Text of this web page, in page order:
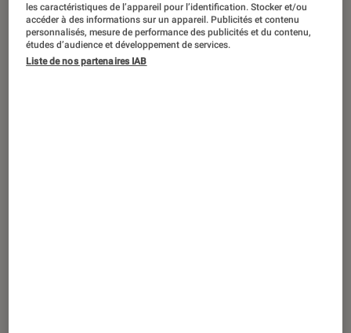
les caractéristiques de l’appareil pour l’identification. Stocker et/ou
accéder à des informations sur un appareil. Publicités et contenu
personnalisés, mesure de performance des publicités et du contenu,
études d’audience et développement de services.
Liste de nos partenaires IAB